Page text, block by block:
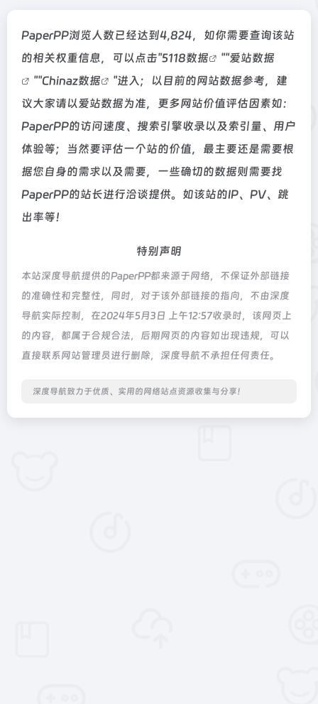
PaperPP浏览人数已经达到4,824，如你需要查询该站
的相关权重信息，可以点击"5118数据 ""爱站数据
""Chinaz数据
"进入；以目前的网站数据参考，建
议大家请以爱站数据为准，更多网站价值评估因素如：
PaperPP的访问速度、搜索引擎收录以及索引量、用户
体验等；当然要评估一个站的价值，最主要还是需要根
据您自身的需求以及需要，一些确切的数据则需要找
PaperPP的站长进行洽谈提供。如该站的IP、PV、跳
出率等！
特别声明
本站深度导航提供的PaperPP都来源于网络，不保证外部链接
的准确性和完整性，同时，对于该外部链接的指向，不由深度
导航实际控制，在2024年5月3日 上午12:57收录时，该网页上
的内容，都属于合规合法，后期网页的内容如出现违规，可以
直接联系网站管理员进行删除，深度导航不承担任何责任。
深度导航致力于优质、实用的网络站点资源收集与分享！